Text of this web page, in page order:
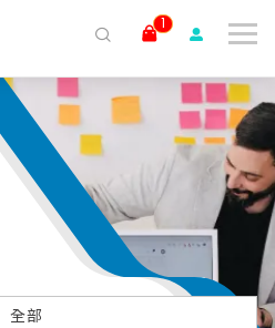
claude gemini SaaS
1
全部
智慧餐飲 智慧企業
智慧教育 智慧製造
智慧城市
全部